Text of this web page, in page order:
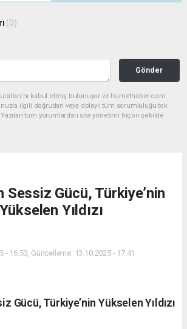
(0)
Gönder
kabul etmiş bulunuyor ve hurnethaber.com
ilgili doğrudan veya dolaylı tüm sorumluluğu tek
Yazılan tüm yorumlardan site yönetimi hiçbir şekilde
Sessiz Gücü, Türkiye’nin
Yükselen Yıldızı
- 16:53, Güncelleme: 13.10.2025 - 17:41
Gücü, Türkiye’nin Yükselen Yıldızı